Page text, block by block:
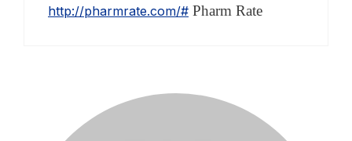
http://pharmrate.com/# Pharm Rate